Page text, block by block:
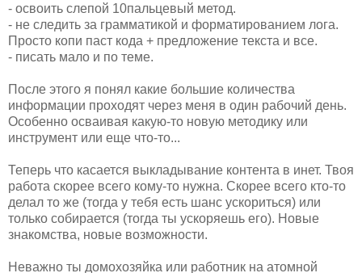
- освоить слепой 10пальцевый метод.
- не следить за грамматикой и форматированием лога.
Просто копи паст кода + предложение текста и все.
- писать мало и по теме.
После этого я понял какие большие количества
информации проходят через меня в один рабочий день.
Особенно осваивая какую-то новую методику или
инструмент или еще что-то...
Теперь что касается выкладывание контента в инет. Твоя
работа скорее всего кому-то нужна. Скорее всего кто-то
делал то же (тогда у тебя есть шанс ускориться) или
только собирается (тогда ты ускоряешь его). Новые
знакомства, новые возможности.
Неважно ты домохозяйка или работник на атомной